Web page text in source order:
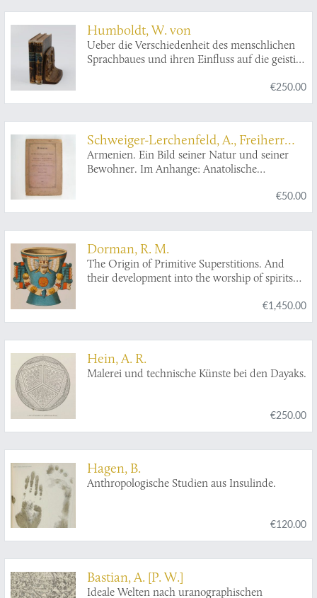
Humboldt, W. von
Ueber die Verschiedenheit des menschlichen
Sprachbaues und ihren Einfluss auf die geistige
erläuternden Anmerkungen und Excursen
sowie als Einleitung: Wilhelm von Humboldt
€250.00
Schweiger-Lerchenfeld, A., Freiherr
von
Armenien. Ein Bild seiner Natur und seiner
Bewohner. Im Anhange: Anatolische
€50.00
Dorman, R. M.
The Origin of Primitive Superstitions. And
their development into the worship of spirits
€1,450.00
Hein, A. R.
Malerei und technische Künste bei den Dayaks.
€250.00
Hagen, B.
Anthropologische Studien aus Insulinde.
€120.00
Bastian, A. [P. W.]
Ideale Welten nach uranographischen